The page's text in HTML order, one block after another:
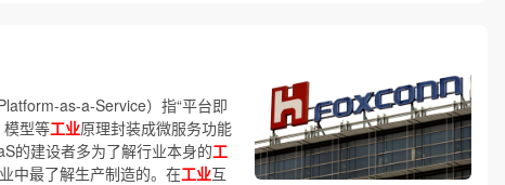
as-a-Service）指“平台即
型等工业原理封装成微服务功能
的建设者多为了解行业本身的工
中最了解生产制造的。在工业互